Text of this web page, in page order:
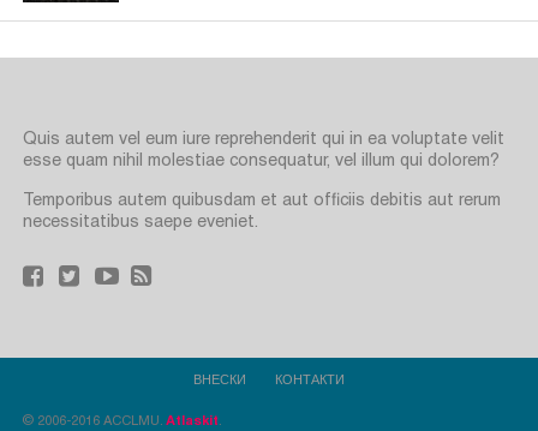
Quis autem vel eum iure reprehenderit qui in ea voluptate velit
esse quam nihil molestiae consequatur, vel illum qui dolorem?
Temporibus autem quibusdam et aut officiis debitis aut rerum
necessitatibus saepe eveniet.
ВНЕСКИ КОНТАКТИ
© 2006-2016 ACCLMU. Atlaskit .